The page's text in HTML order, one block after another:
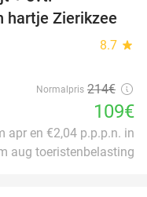
hartje Zierikzee
8.7 star
Normalpris 214€
109€
apr en €2,04 p.p.p.n. in
aug toeristenbelasting